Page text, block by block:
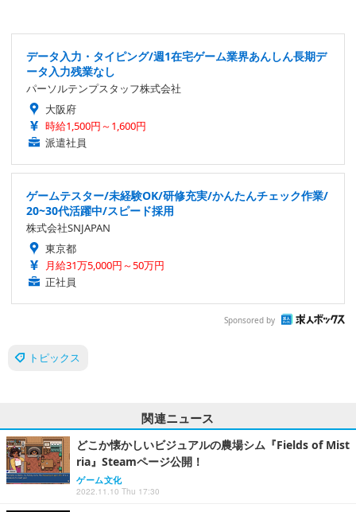
データ入力・タイピング/週1在宅ゲーム業界あんしん長期デ
ータ入力残業なし
パーソルテンプスタッフ株式会社
大阪府
時給1,500円～1,600円
派遣社員
ゲームテスター/未経験OK/研修充実/かんたんチェック作業/
20~30代活躍中/スピード採用
株式会社SNJAPAN
東京都
月給31万5,000円～50万円
正社員
Sponsored by
トピックス
関連ニュース
どこか懐かしいビジュアルの農場シム『Fields of Mist
ria』Steamページ公開！
ゲーム文化
2022.11.10 Thu 17:30